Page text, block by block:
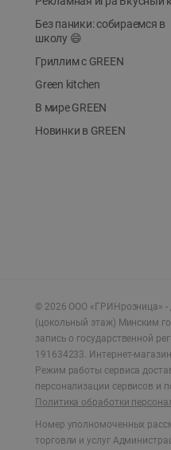
Без паники: собираемся в
школу 😄
Гриллим с GREEN
Green kitchen
В мире GREEN
Новинки в GREEN
© 2026 ООО «ГРИНрозница» -
(цокольный этаж) Минским
запись о государственной
191634233. Интернет-
Режим работы сервиса
персонализации сервисов и
Политика обработки
Номер уполномоченных
торговли и услуг